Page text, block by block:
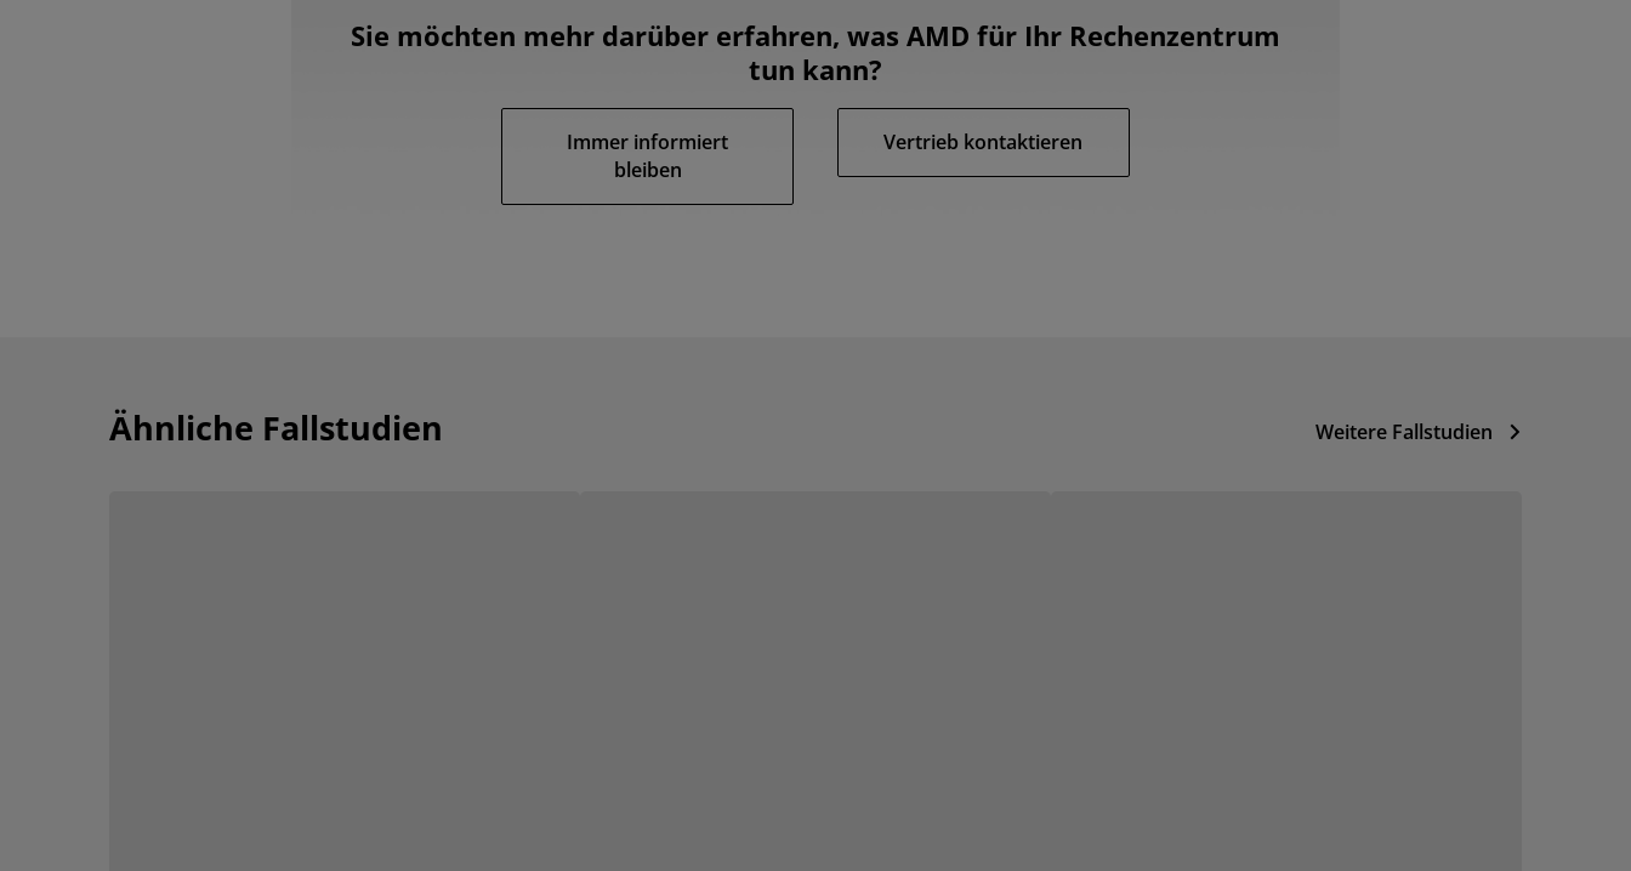
Sie möchten mehr darüber erfahren, was AMD für Ihr Rechenzentrum
tun kann?
Immer informiert
bleiben
Vertrieb kontaktieren
Ähnliche Fallstudien Weitere Fallstudien